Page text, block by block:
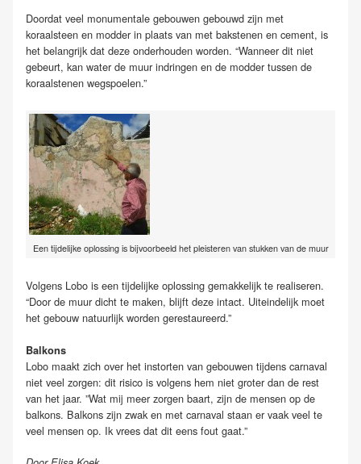
Doordat veel monumentale gebouwen gebouwd zijn met
koraalsteen en modder in plaats van met bakstenen en cement, is
het belangrijk dat deze onderhouden worden. “Wanneer dit niet
gebeurt, kan water de muur indringen en de modder tussen de
koraalstenen wegspoelen.”
Een tijdelijke oplossing is bijvoorbeeld het pleisteren van stukken van de muur
Volgens Lobo is een tijdelijke oplossing gemakkelijk te realiseren.
“Door de muur dicht te maken, blijft deze intact. Uiteindelijk moet
het gebouw natuurlijk worden gerestaureerd.”
Balkons
Lobo maakt zich over het instorten van gebouwen tijdens carnaval
niet veel zorgen: dit risico is volgens hem niet groter dan de rest
van het jaar. ”Wat mij meer zorgen baart, zijn de mensen op de
balkons. Balkons zijn zwak en met carnaval staan er vaak veel te
veel mensen op. Ik vrees dat dit eens fout gaat.”